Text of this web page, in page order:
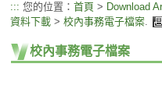
::: 您的位置： 首頁 > Download
資料下載 > 校內事務電子檔案.
校內事務電子檔案